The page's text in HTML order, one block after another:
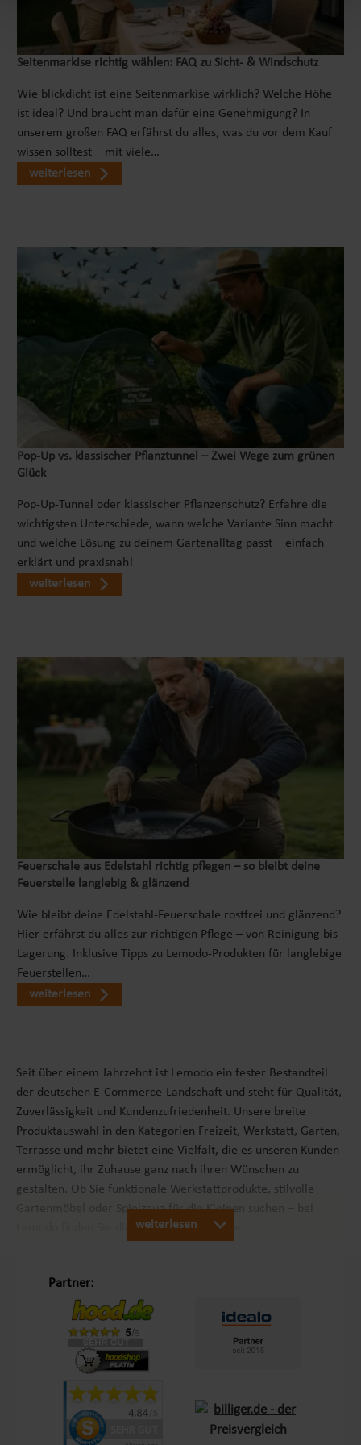
Seitenmarkise richtig wählen: FAQ zu Sicht- & Windschutz
Wie blickdicht ist eine Seitenmarkise wirklich? Welche Höhe
ist ideal? Und braucht man dafür eine Genehmigung? In
unserem großen FAQ erfährst du alles, was du vor dem Kauf
wissen solltest – mit viele…
weiterlesen
Pop‑Up vs. klassischer Pflanztunnel – Zwei Wege zum grünen
Glück
Pop-Up-Tunnel oder klassischer Pflanzenschutz? Erfahre die
wichtigsten Unterschiede, wann welche Variante Sinn macht
und welche Lösung zu deinem Gartenalltag passt – einfach
erklärt und praxisnah!
weiterlesen
Feuerschale aus Edelstahl richtig pflegen – so bleibt deine
Feuerstelle langlebig & glänzend
Wie bleibt deine Edelstahl-Feuerschale rostfrei und glänzend?
Hier erfährst du alles zur richtigen Pflege – von Reinigung bis
Lagerung. Inklusive Tipps zu Lemodo-Produkten für langlebige
Feuerstellen…
weiterlesen
Seit über einem Jahrzehnt ist Lemodo ein fester Bestandteil
der deutschen E-Commerce-Landschaft und steht für Qualität,
Zuverlässigkeit und Kundenzufriedenheit. Unsere breite
Produktauswahl in den Kategorien Freizeit, Werkstatt, Garten,
Terrasse und mehr bietet eine Vielfalt, die es unseren Kunden
ermöglicht, ihr Zuhause ganz nach ihren Wünschen zu
gestalten. Ob Sie funktionale Werkstattprodukte, stilvolle
Gartenmöbel oder Spielzeug für die Kleinen suchen – bei
Lemodo finden Sie die passenden Produkte.
Mit dem Leitsatz „Schöner Leben in Haus und Garten“ ist es
unser Ziel, das Einkaufserlebnis unserer Kunden in Europa so
angenehm wie möglich zu gestalten. Durch unsere
EigenmarkenLemodo
genau auf die Bedürfnisse unserer Kunden abgestimmt sind.
Diese Marken stehen für Qualität und Funktionalität und
lassen keine Wünsche offen – sei es im Bereich Terrasse,
weiterlesen
Partner: